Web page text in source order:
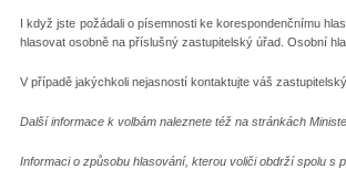
I když jste požádali o písemnosti ke korespondenčnímu
hlasovat osobně na příslušný zastupitelský úřad. Osobní
V případě jakýchkoli nejasností kontaktujte váš
Další informace k volbám naleznete též na stránkách
Informaci o způsobu hlasování, kterou voliči obdrží spolu